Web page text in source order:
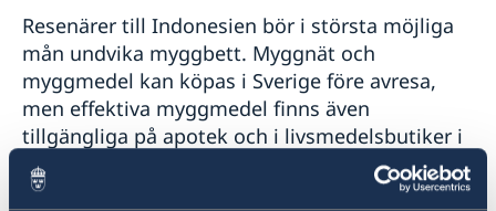
Resenärer till Indonesien bör i största möjliga
mån undvika myggbett. Myggnät och
myggmedel kan köpas i Sverige före avresa,
men effektiva myggmedel finns även
tillgängliga på apotek och i livsmedelsbutiker i
Indonesien.